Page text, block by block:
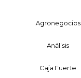
Agronegocios
Análisis
Caja Fuerte